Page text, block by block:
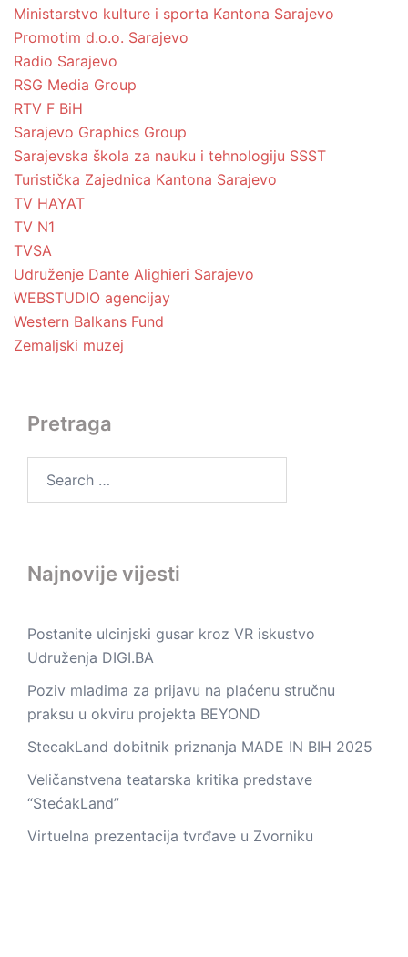
Ministarstvo kulture i sporta Kantona Sarajevo
Promotim d.o.o. Sarajevo
Radio Sarajevo
RSG Media Group
RTV F BiH
Sarajevo Graphics Group
Sarajevska škola za nauku i tehnologiju SSST
Turistička Zajednica Kantona Sarajevo
TV HAYAT
TV N1
TVSA
Udruženje Dante Alighieri Sarajevo
WEBSTUDIO agencijay
Western Balkans Fund
Zemaljski muzej
Pretraga
Najnovije vijesti
Postanite ulcinjski gusar kroz VR iskustvo
Udruženja DIGI.BA
Poziv mladima za prijavu na plaćenu stručnu
praksu u okviru projekta BEYOND
StecakLand dobitnik priznanja MADE IN BIH 2025
Veličanstvena teatarska kritika predstave
“StećakLand”
Virtuelna prezentacija tvrđave u Zvorniku